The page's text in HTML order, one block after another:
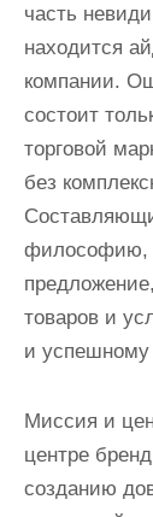
часть
находится
компании.
состоит
торговой
без
философию,
товаров и
и успешному
Миссия и
центре
созданию